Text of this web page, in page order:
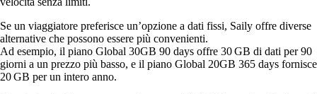
Se un viaggiatore preferisce un’opzione a dati fissi, Saily offre diverse
alternative che possono essere più convenienti.
Ad esempio, il piano Global 30GB 90 days offre 30 GB di dati per 90
giorni a un prezzo più basso, e il piano Global 20GB 365 days fornisce
20 GB per un intero anno.